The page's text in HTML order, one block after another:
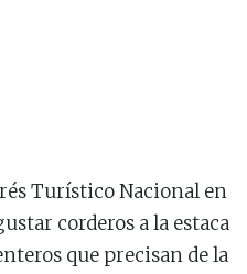
Turístico Nacional en
corderos a la estaca
que precisan de la